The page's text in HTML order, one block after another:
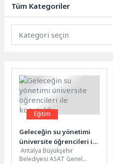
Tüm Kategoriler
Eğitim
Geleceğin su yönetimi
üniversite öğrencileri ile
konuşuldu
Antalya Büyükşehir
Belediyesi ASAT Genel